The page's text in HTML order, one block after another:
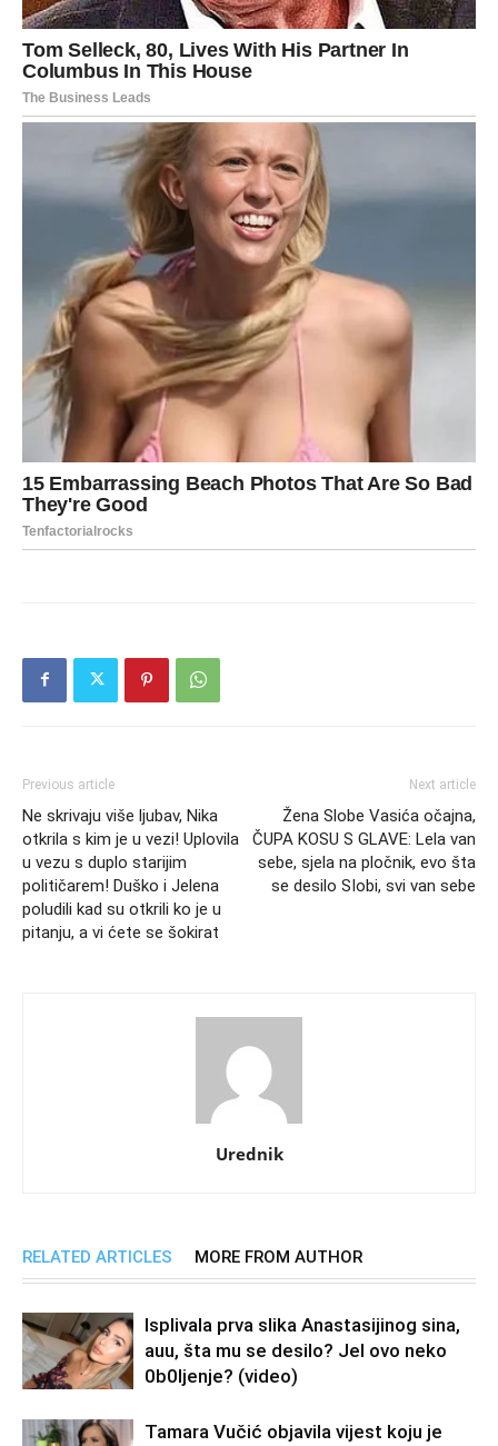
Previous article
Ne skrivaju više ljubav, Nika
otkrila s kim je u vezi! Uplovila
u vezu s duplo starijim
političarem! Duško i Jelena
poludili kad su otkrili ko je u
pitanju, a vi ćete se šokirat
Next article
Žena Slobe Vasića očajna,
ČUPA KOSU S GLAVE: Lela van
sebe, sjela na pločnik, evo šta
se desilo SIobi, svi van sebe
Urednik
RELATED ARTICLES MORE FROM AUTHOR
Isplivala prva slika Anastasijinog sina,
auu, šta mu se desilo? Jel ovo neko
0b0Ijenje? (video)
Tamara Vučić objavila vijest koju je